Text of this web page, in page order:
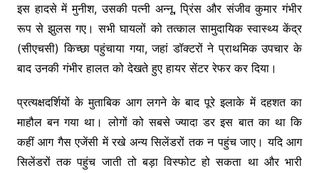
इस हादसे में मुनीश, उसकी पत्नी अन्नू, प्रिंस और संजीव कुमार गंभीर
रूप से झुलस गए। सभी घायलों को तत्काल सामुदायिक स्वास्थ्य केंद्र
(सीएचसी) किच्छा पहुंचाया गया, जहां डॉक्टरों ने प्राथमिक उपचार के
बाद उनकी गंभीर हालत को देखते हुए हायर सेंटर रेफर कर दिया।
प्रत्यक्षदर्शियों के मुताबिक आग लगने के बाद पूरे इलाके में दहशत का
माहौल बन गया था। लोगों को सबसे ज्यादा डर इस बात का था कि
कहीं आग गैस एजेंसी में रखे अन्य सिलेंडरों तक न पहुंच जाए। यदि आग
सिलेंडरों तक पहुंच जाती तो बड़ा विस्फोट हो सकता था और भारी